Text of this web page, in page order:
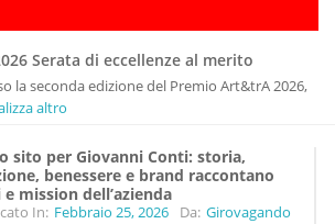
Serata di eccellenze al merito
la seconda edizione del Premio Art&trA 2026,
altro
sito per Giovanni Conti: storia,
benessere e brand raccontano
mission dell’azienda
In: Febbraio 25, 2026 Da: Girovagando